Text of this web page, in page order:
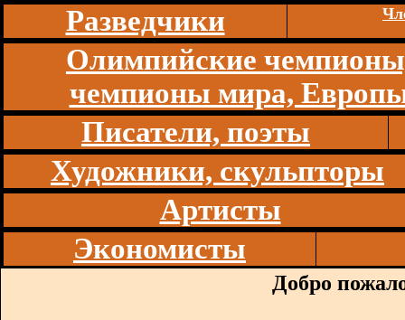
Разведчики
Олимпийские
чемпионы мира,
Писатели, поэты
Художники, скульпторы
Артисты
Экономисты
Добро